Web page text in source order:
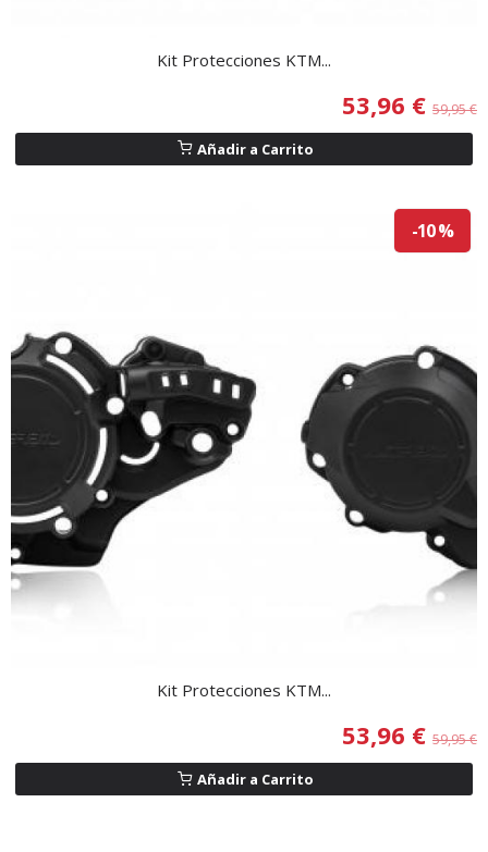
Kit Protecciones KTM...
53,96 € 59,95 €
Añadir a Carrito
-10 %
Kit Protecciones KTM...
53,96 € 59,95 €
Añadir a Carrito